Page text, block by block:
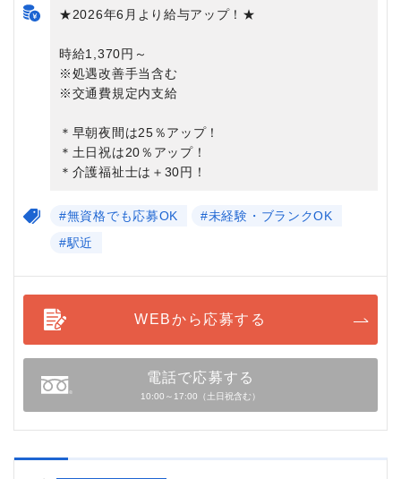
★2026年6月より給与アップ！★
時給1,370円～
※処遇改善手当含む
※交通費規定内支給
＊早朝夜間は25％アップ！
＊土日祝は20％アップ！
＊介護福祉士は＋30円！
#無資格でも応募OK
#未経験・ブランクOK
#駅近
WEBから応募する
電話で応募する
10:00～17:00（土日祝含む）